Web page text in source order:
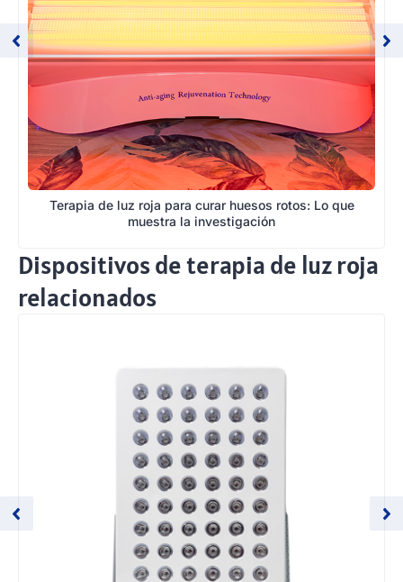
Terapia de luz roja para curar huesos rotos: Lo que
muestra la investigación
Dispositivos de terapia de luz roja
relacionados